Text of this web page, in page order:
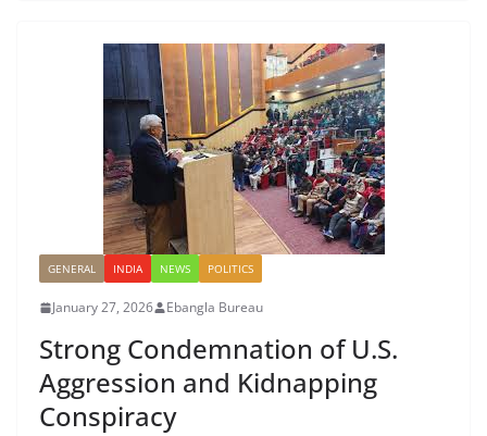
GENERAL INDIA NEWS POLITICS
January 27, 2026 Ebangla Bureau
Strong Condemnation of U.S.
Aggression and Kidnapping
Conspiracy